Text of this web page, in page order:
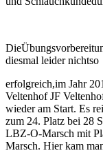
diesmal leider nichtso
erfolgreich,im Jahr
Veltenhof JF
wieder am Start. Es
zum 24. Platz bei 28
LBZ-O-Marsch mit
Marsch. Hier kam